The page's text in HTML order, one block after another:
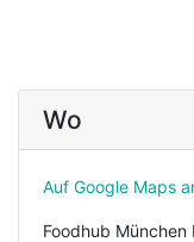
Wo
Auf Google Maps
Foodhub München